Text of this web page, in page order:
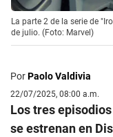
La parte 2 de la serie de
de julio. (Foto: Marvel)
PorPaolo Valdivia
22/07/2025, 08:00 a.m.
Los tres
se estrenan en